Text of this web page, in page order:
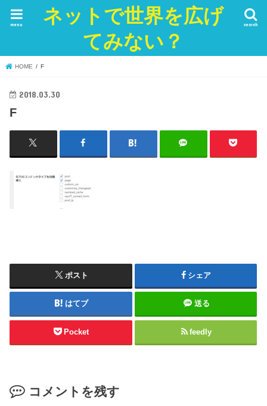
ネットで世界を広げ
てみない？
search
menu
HOME F
2018.03.30
F
ポスト シェア
はてブ 送る
Pocket feedly
コメントを残す